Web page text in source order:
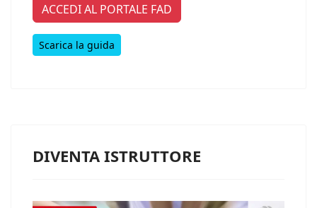
ACCEDI AL PORTALE FAD
Scarica la guida
DIVENTA ISTRUTTORE